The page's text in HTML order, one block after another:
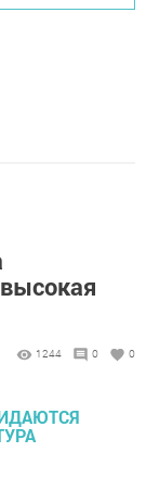
1244 0 0